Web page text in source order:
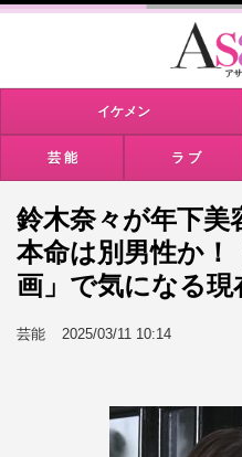
イケメン
芸 能 ラ ブ
鈴木奈々が年下美
本命は別男性か
画」で気になる現
芸能 2025/03/11 10:14